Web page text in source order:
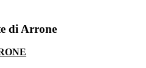
di Arrone